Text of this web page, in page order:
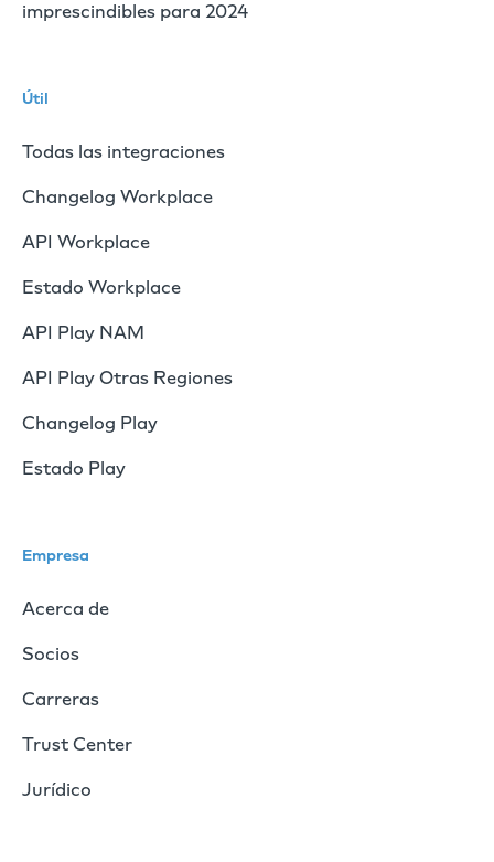
imprescindibles para 2024
Útil
Todas las integraciones
Changelog Workplace
API Workplace
Estado Workplace
API Play NAM
API Play Otras Regiones
Changelog Play
Estado Play
Empresa
Acerca de
Socios
Carreras
Trust Center
Jurídico